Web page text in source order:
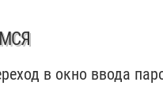
в окно ввода